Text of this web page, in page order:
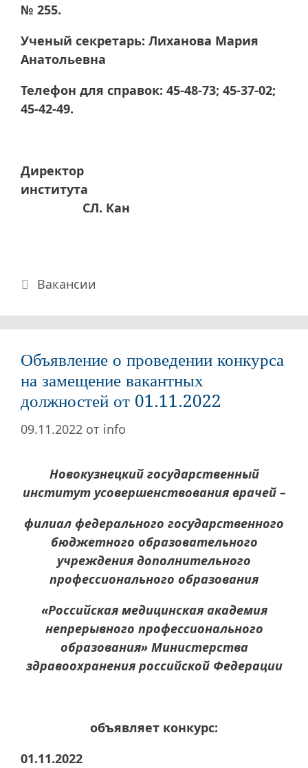
№ 255.
Ученый секретарь: Лиханова Мария
Анатольевна
Телефон для справок: 45-48-73; 45-37-02;
45-42-49.
Директор
института
СЛ. Кан
Рубрики
Вакансии
Объявление о проведении конкурса
на замещение вакантных
должностей от 01.11.2022
09.11.2022 от info
Новокузнецкий государственный
институт усовершенствования врачей –
филиал федерального государственного
бюджетного образовательного
учреждения дополнительного
профессионального образования
«Российская медицинская академия
непрерывного профессионального
образования» Министерства
здравоохранения российской Федерации
объявляет конкурс:
01.11.2022